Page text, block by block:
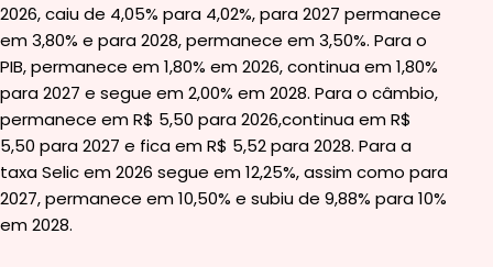
2026, caiu de 4,05% para 4,02%, para 2027 permanece
em 3,80% e para 2028, permanece em 3,50%. Para o
PIB, permanece em 1,80% em 2026, continua em 1,80%
para 2027 e segue em 2,00% em 2028. Para o câmbio,
permanece em R$ 5,50 para 2026,continua em R$
5,50 para 2027 e fica em R$ 5,52 para 2028. Para a
taxa Selic em 2026 segue em 12,25%, assim como para
2027, permanece em 10,50% e subiu de 9,88% para 10%
em 2028.